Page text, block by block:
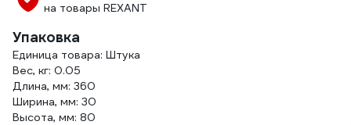
на товары REXANT
Упаковка
Единица товара: Штука
Вес, кг: 0.05
Длина, мм: 360
Ширина, мм: 30
Высота, мм: 80